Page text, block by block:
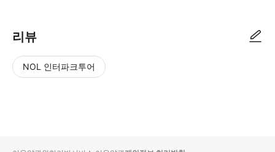
리뷰
NOL 인터파크투어